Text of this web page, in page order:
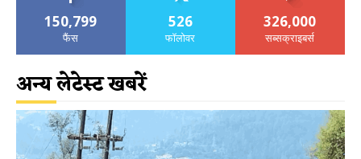
150,799
फैंस
526
फॉलोवर
326,000
सब्सक्राइबर्स
अन्य लेटेस्ट खबरें